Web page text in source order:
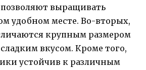
выращивать
удобном месте. Во-вторых,
крупным размером
вкусом. Кроме того,
устойчив к различным